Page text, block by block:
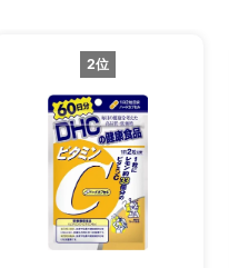
2位